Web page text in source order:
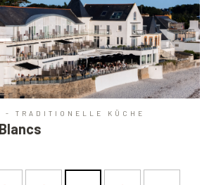
- TRADITIONELLE KÜCHE